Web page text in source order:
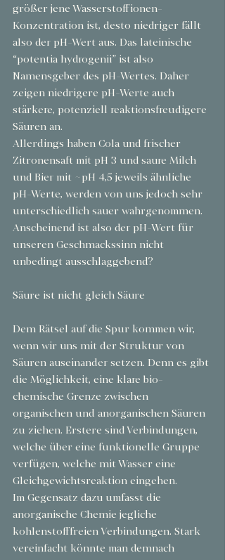
größer jene Wasserstoffionen-
Konzentration ist, desto niedriger fällt
also der pH-Wert aus. Das lateinische
“potentia hydrogenii” ist also
Namensgeber des pH-Wertes. Daher
zeigen niedrigere pH-Werte auch
stärkere, potenziell reaktionsfreudigere
Säuren an.
Allerdings haben Cola und frischer
Zitronensaft mit pH 3 und saure Milch
und Bier mit ~pH 4,5 jeweils ähnliche
pH-Werte, werden von uns jedoch sehr
unterschiedlich sauer wahrgenommen.
Anscheinend ist also der pH-Wert für
unseren Geschmackssinn nicht
unbedingt ausschlaggebend?
Säure ist nicht gleich Säure
Dem Rätsel auf die Spur kommen wir,
wenn wir uns mit der Struktur von
Säuren auseinander setzen. Denn es gibt
die Möglichkeit, eine klare bio-
chemische Grenze zwischen
organischen und anorganischen Säuren
zu ziehen. Erstere sind Verbindungen,
welche über eine funktionelle Gruppe
verfügen, welche mit Wasser eine
Gleichgewichtsreaktion eingehen.
Im Gegensatz dazu umfasst die
anorganische Chemie jegliche
kohlenstofffreien Verbindungen. Stark
vereinfacht könnte man demnach